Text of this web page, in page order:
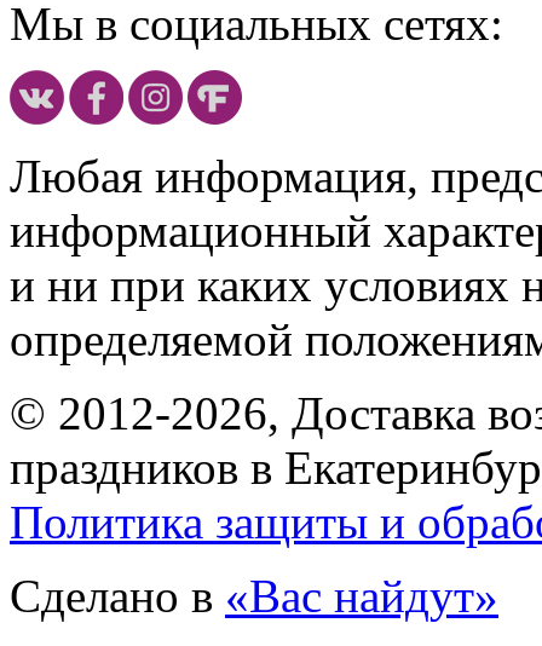
Мы в социальных сетях:
Любая информация,
информационный
и ни при каких условиях
определяемой
© 2012-2026, Доставка
праздников в
Политика защиты и
Сделано в «Вас найдут»